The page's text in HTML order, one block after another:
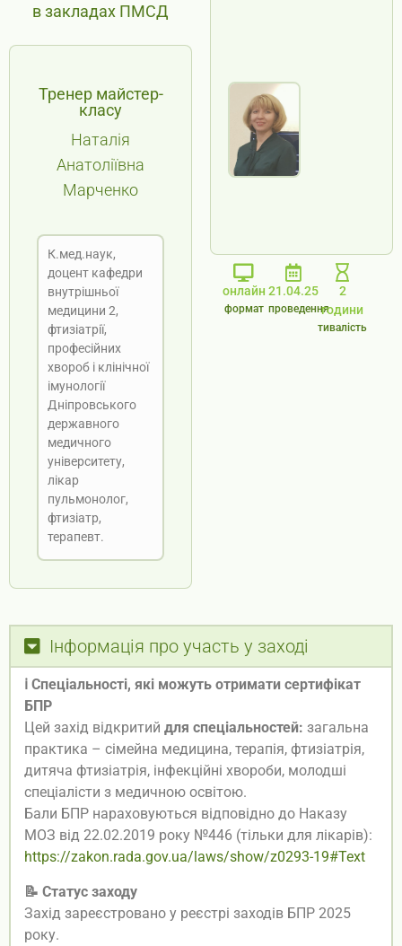
в закладах ПМСД
Тренер майстер-
класу
Наталія
Анатоліївна
Марченко
К.мед.наук,
доцент кафедри
внутрішньої
медицини 2,
фтизіатрії,
професійних
хвороб і клінічної
імунології
Дніпровського
державного
медичного
університету,
лікар
пульмонолог,
фтизіатр,
терапевт.
онлайн
формат
21.04.25
проведення
2
години
тивалість
Інформація про участь у заході
ℹ️‍ Спеціальності, які можуть отримати сертифікат
БПР
Цей захід відкритий для спеціальностей: загальна
практика – сімейна медицина, терапія, фтизіатрія,
дитяча фтизіатрія, інфекційні хвороби, молодші
спеціалісти з медичною освітою.
Бали БПР нараховуються відповідно до Наказу
МОЗ від 22.02.2019 року №446 (тільки для лікарів):
https://zakon.rada.gov.ua/laws/show/z0293-19#Text
📝 Статус заходу
Захід зареєстровано у реєстрі заходів БПР 2025
року.